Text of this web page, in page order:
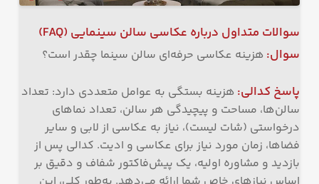
سوالات متداول درباره عکاسی سالن سینمایی (FAQ)
سوال: هزینه عکاسی حرفه‌ای سالن سینما چقدر است؟
پاسخ کدالی: هزینه بستگی به عوامل متعددی دارد: تعداد
سالن‌ها، مساحت و پیچیدگی هر سالن، تعداد نماهای
درخواستی (شات لیست)، نیاز به عکاسی از لابی و سایر
فضاها، زمان مورد نیاز برای عکاسی و ادیت. کدالی پس از
بازدید و مشاوره اولیه، یک پیش‌فاکتور شفاف و دقیق بر